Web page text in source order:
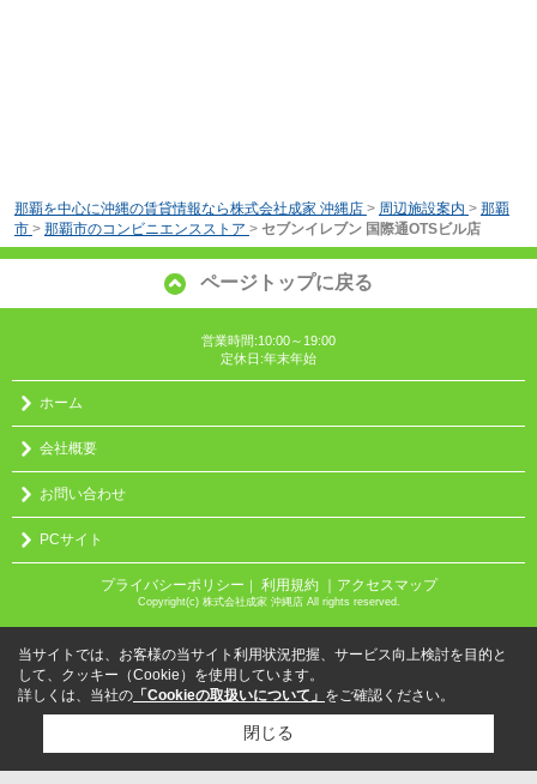
那覇を中心に沖縄の賃貸情報なら株式会社成家 沖縄店 > 周辺施設案内 > 那覇
市 > 那覇市のコンビニエンスストア > セブンイレブン 国際通OTSビル店
ページトップに戻る
営業時間:10:00～19:00
定休日:年末年始
ホーム
会社概要
お問い合わせ
PCサイト
プライバシーポリシー ｜ 利用規約 ｜アクセスマップ
Copyright(c) 株式会社成家 沖縄店 All rights reserved.
当サイトでは、お客様の当サイト利用状況把握、サービス向上検討を目的と
して、クッキー（Cookie）を使用しています。
詳しくは、当社の 「Cookieの取扱いについて」 をご確認ください。
閉じる